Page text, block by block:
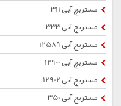
مستربچ آبی 311
مستربچ آبی 333
مستربچ آبی 12589
مستربچ آبی 12900
مستربچ آبی 12902
مستربچ آبی 350